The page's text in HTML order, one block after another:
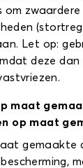
om zwaardere
Let op:
deze dan
maat
op maat
gemaakte